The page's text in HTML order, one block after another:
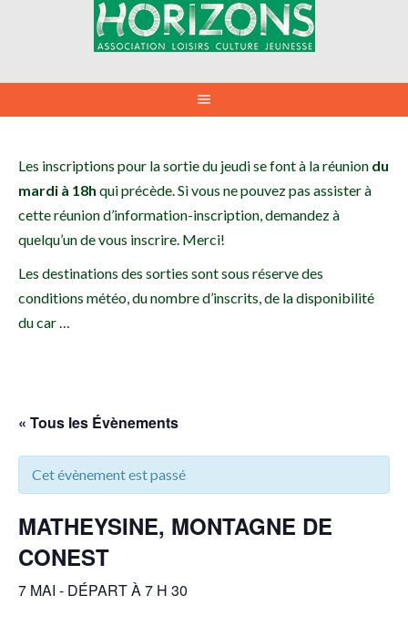
Les inscriptions pour la sortie du jeudi se font à la réunion du
mardi à 18h qui précède. Si vous ne pouvez pas assister à
cette réunion d’information-inscription, demandez à
quelqu’un de vous inscrire. Merci!
Les destinations des sorties sont sous réserve des
conditions météo, du nombre d’inscrits, de la disponibilité
du car …
« Tous les Évènements
Cet évènement est passé
MATHEYSINE, MONTAGNE DE
CONEST
7 MAI - DÉPART À 7 H 30